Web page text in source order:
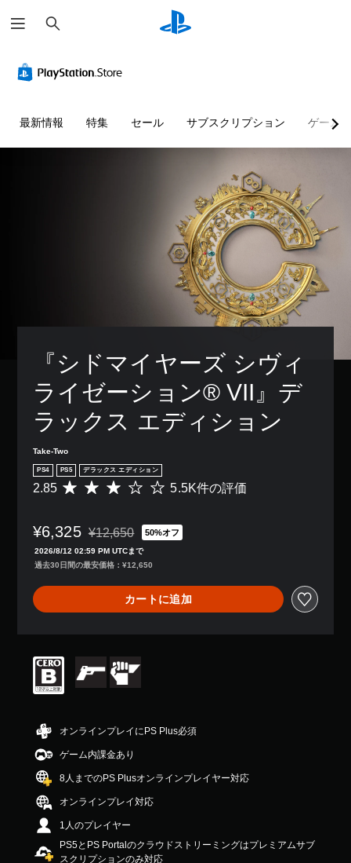
索
最新情報 特集 セール サブスクリプション ゲーム
『シドマイヤーズ シヴィ
ライゼーション® VII』デ
ラックス エディション
Take-Two
PS4 PS5 デラックス エディション
評
は
5
.
K
、
平
価
は
5
中
2
5
す
2.85 5.5K件の評価
¥6,325 通常価格¥12,650より値引き
¥12,650 50%オフ
2026/8/12 02:59 PM UTCまで
過去30日間の最安価格：¥12,650
カートに追加
オンラインプレイにPS Plus必須
ゲーム内課金あり
8人までのPS Plusオンラインプレイヤー対応
オンラインプレイ対応
1人のプレイヤー
PS5とPS Portalのクラウドストリーミングはプレミアムサブ
スクリプションのみ対応